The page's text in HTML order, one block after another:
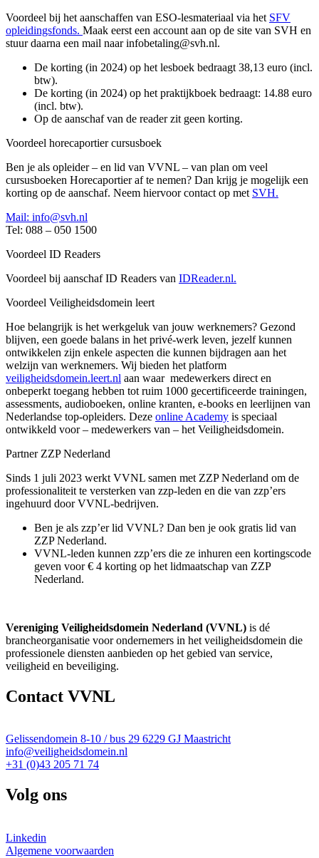
Voordeel bij het aanschaffen van ESO-lesmateriaal via het SFV
opleidingsfonds. Maak eerst een account aan op de site van SVH en
stuur daarna een mail naar infobetaling@svh.nl.
De korting (in 2024) op het lesboek bedraagt 38,13 euro (incl.
btw).
De korting (in 2024) op het praktijkboek bedraagt: 14.88 euro
(incl. btw).
Op de aanschaf van de reader zit geen korting.
Voordeel horecaportier cursusboek
Ben je als opleider – en lid van VVNL – van plan om veel
cursusboeken Horecaportier af te nemen? Dan krijg je mogelijk een
korting op de aanschaf. Neem hiervoor contact op met SVH.
Mail: info@svh.nl
Tel: 088 – 050 1500
Voordeel ID Readers
Voordeel bij aanschaf ID Readers van IDReader.nl.
Voordeel Veiligheidsdomein leert
Hoe belangrijk is het werkgeluk van jouw werknemers? Gezond
blijven, een goede balans in het privé-werk leven, jezelf kunnen
ontwikkelen zijn enkele aspecten die kunnen bijdragen aan het
welzijn van werknemers. Wij bieden het platform
veiligheidsdomein.leert.nl aan waar medewerkers direct en
onbeperkt toegang hebben tot ruim 1000 gecertificeerde trainingen,
assessments, audioboeken, online kranten, e-books en leerlijnen van
Nederlandse top-opleiders. Deze online Academy is speciaal
ontwikkeld voor – medewerkers van – het Veiligheidsdomein.
Partner ZZP Nederland
Sinds 1 juli 2023 werkt VVNL samen met ZZP Nederland om de
professionaliteit te versterken van zzp-leden en die van zzp’ers
ingehuurd door VVNL-bedrijven.
Ben je als zzp’er lid VVNL? Dan ben je ook gratis lid van
ZZP Nederland.
VVNL-leden kunnen zzp’ers die ze inhuren een kortingscode
geven voor € 4 korting op het lidmaatschap van ZZP
Nederland.
Vereniging Veiligheidsdomein Nederland (VVNL) is dé
brancheorganisatie voor ondernemers in het veiligheidsdomein die
professionele diensten aanbieden op het gebied van service,
veiligheid en beveiliging.
Contact VVNL
Gelissendomein 8-10 / bus 29 6229 GJ Maastricht
info@veiligheidsdomein.nl
+31 (0)43 205 71 74
Volg ons
Linkedin
Algemene voorwaarden